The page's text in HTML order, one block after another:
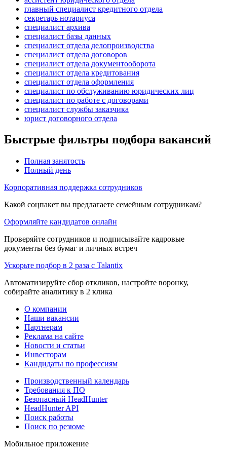
главный специалист кредитного отдела
секретарь нотариуса
специалист архива
специалист базы данных
специалист отдела делопроизводства
специалист отдела договоров
специалист отдела документооборота
специалист отдела кредитования
специалист отдела оформления
специалист по обслуживанию юридических лиц
специалист по работе с договорами
специалист службы заказчика
юрист договорного отдела
Быстрые фильтры подбора вакансий
Полная занятость
Полный день
Корпоративная поддержка сотрудников
Какой соцпакет вы предлагаете семейным сотрудникам?
Оформляйте кандидатов онлайн
Проверяйте сотрудников и подписывайте кадровые
документы без бумаг и личных встреч
Ускорьте подбор в 2 раза с Talantix
Автоматизируйте сбор откликов, настройте воронку,
собирайте аналитику в 2 клика
О компании
Наши вакансии
Партнерам
Реклама на сайте
Новости и статьи
Инвесторам
Кандидаты по профессиям
Производственный календарь
Требования к ПО
Безопасный HeadHunter
HeadHunter API
Поиск работы
Поиск по резюме
Мобильное приложение